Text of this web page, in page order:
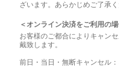
ざいます。あらかじめご了承く
＜オンライン決済をご利用の
お客様のご都合によりキャン
戴致します。
前日・当日・無断キャンセル